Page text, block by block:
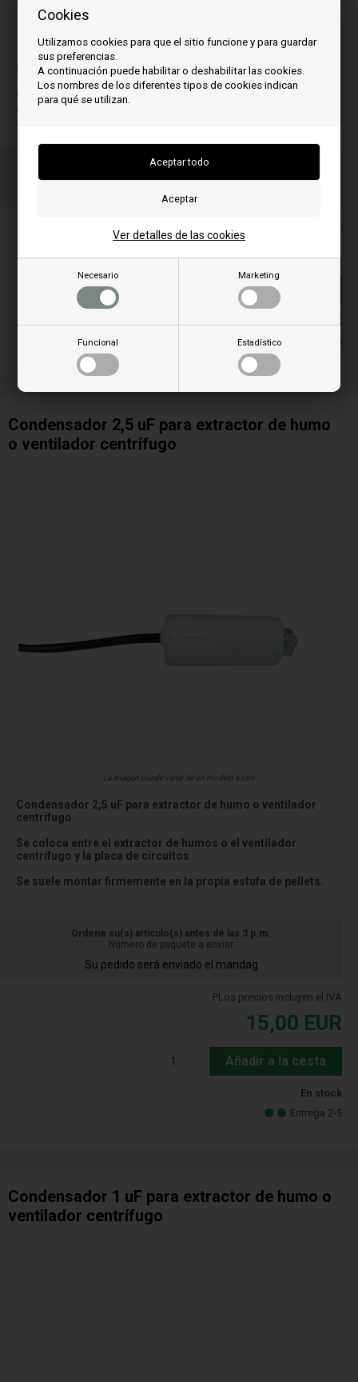
Cookies
Utilizamos cookies para que el sitio funcione y para guardar
sus preferencias.
A continuación puede habilitar o deshabilitar las cookies.
Los nombres de los diferentes tipos de cookies indican
para qué se utilizan.
Necesario Marketing
Funcional Estadístico
Ver detalles de las cookies
La imagen puede variar de un modelo a otro
para el modelo:
A
Althea Multiair
Ordene su(s) artículo(s) antes de las 3 p.m.
Su pedido será enviado el mandag
PLos precios incluyen el IVA
175,00EUR
Añadir a la cesta
En stock
Entrega 2-5
Condensador 2,5 uF para extractor de humo
o ventilador centrífugo
La imagen puede variar de un modelo a otro
Condensador 2,5 uF para extractor de humo o ventilador
centrífugo
Se coloca entre el extractor de humos o el ventilador
centrífugo y la placa de circuitos
Se suele montar firmemente en la propia estufa de pellets.
Ordene su(s) artículo(s) antes de las 3 p.m.
Número de paquete a enviar
Su pedido será enviado el mandag
PLos precios incluyen el IVA
15,00 EUR
Añadir a la cesta
En stock
Entrega 2-5
Condensador 1 uF para extractor de humo o
ventilador centrífugo